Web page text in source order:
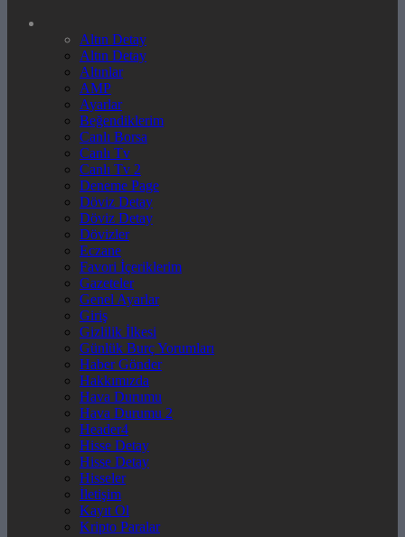
Altın Detay
Altın Detay
Altınlar
AMP
Ayarlar
Beğendiklerim
Canlı Borsa
Canlı Tv
Canlı Tv 2
Deneme Page
Döviz Detay
Döviz Detay
Dövizler
Eczane
Favori İçeriklerim
Gazeteler
Genel Ayarlar
Giriş
Gizlilik İlkesi
Günlük Burç Yorumları
Haber Gönder
Hakkımızda
Hava Durumu
Hava Durumu 2
Header4
Hisse Detay
Hisse Detay
Hisseler
İletişim
Kayıt Ol
Kripto Paralar